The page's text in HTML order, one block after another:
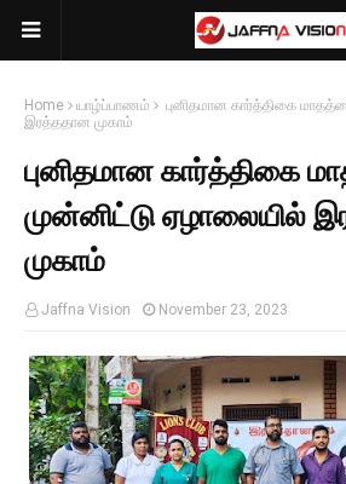
Home யாழ்ப்பாணம்
புனிதமான கார்த்திகை
இரத்ததான முகாம்
புனிதமான கார்த்திகை
முன்னிட்டு ஏழாலையில்
முகாம்
Jaffna Vision November 23, 2023